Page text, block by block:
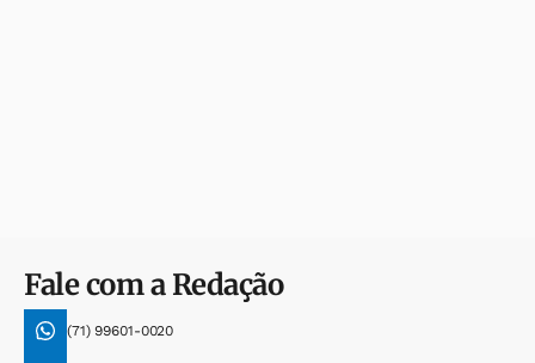
Fale com a Redação
(71) 99601-0020